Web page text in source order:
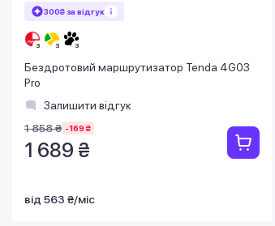
300₴ за відгук
Бездротовий маршрутизатор Tenda 4G03
Pro
Залишити відгук
1 858 ₴ -169 ₴
1 689 ₴
від 563 ₴/міс